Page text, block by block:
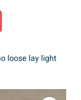
loose lay light